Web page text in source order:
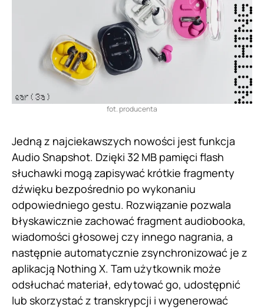
fot. producenta
Jedną z najciekawszych nowości jest funkcja
Audio Snapshot. Dzięki 32 MB pamięci flash
słuchawki mogą zapisywać krótkie fragmenty
dźwięku bezpośrednio po wykonaniu
odpowiedniego gestu. Rozwiązanie pozwala
błyskawicznie zachować fragment audiobooka,
wiadomości głosowej czy innego nagrania, a
następnie automatycznie zsynchronizować je z
aplikacją Nothing X. Tam użytkownik może
odsłuchać materiał, edytować go, udostępnić
lub skorzystać z transkrypcji i wygenerować